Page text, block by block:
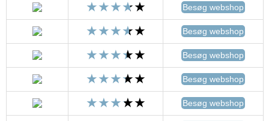
Besøg webshop
Besøg webshop
Besøg webshop
Besøg webshop
Besøg webshop